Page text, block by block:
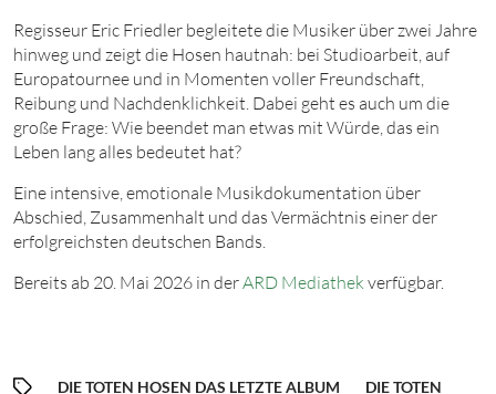
Regisseur Eric Friedler begleitete die Musiker über zwei Jahre
hinweg und zeigt die Hosen hautnah: bei Studioarbeit, auf
Europatournee und in Momenten voller Freundschaft,
Reibung und Nachdenklichkeit. Dabei geht es auch um die
große Frage: Wie beendet man etwas mit Würde, das ein
Leben lang alles bedeutet hat?
Eine intensive, emotionale Musikdokumentation über
Abschied, Zusammenhalt und das Vermächtnis einer der
erfolgreichsten deutschen Bands.
Bereits ab 20 . Mai 2026 in derARD Mediathek verfügbar.
DIE TOTEN HOSEN DAS LETZTE ALBUM
DIE TOTEN